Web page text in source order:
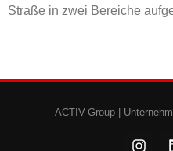
Straße in zwei Bereiche
ACTIV-Group |